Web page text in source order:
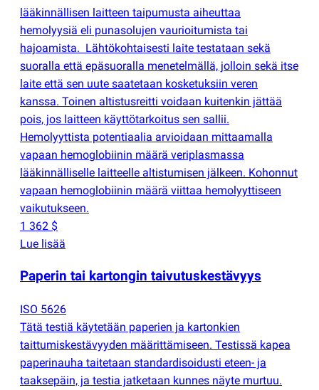
lääkinnällisen laitteen taipumusta aiheuttaa
hemolyysiä eli punasolujen vaurioitumista tai
hajoamista. Lähtökohtaisesti laite testataan sekä
suoralla että epäsuoralla menetelmällä, jolloin sekä itse
laite että sen uute saatetaan kosketuksiin veren
kanssa. Toinen altistusreitti voidaan kuitenkin jättää
pois, jos laitteen käyttötarkoitus sen sallii.
Hemolyyttista potentiaalia arvioidaan mittaamalla
vapaan hemoglobiinin määrä veriplasmassa
lääkinnälliselle laitteelle altistumisen jälkeen. Kohonnut
vapaan hemoglobiinin määrä viittaa hemolyyttiseen
vaikutukseen.
1 362 $
Lue lisää
Paperin tai kartongin taivutuskestävyys
ISO 5626
Tätä testiä käytetään paperien ja kartonkien
taittumiskestävyyden määrittämiseen. Testissä kapea
paperinauha taitetaan standardisoidusti eteen- ja
taaksepäin, ja testia jatketaan kunnes näyte murtuu.